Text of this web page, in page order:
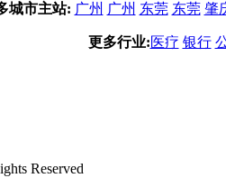
城市主站: 广州 广州 东莞 东莞 肇
更多行业: 医疗 银行
Reserved